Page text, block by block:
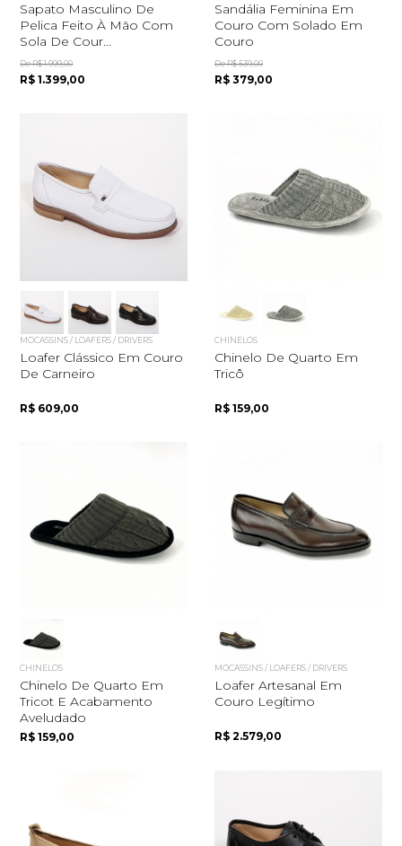
Sapato Masculino De
Pelica Feito À Mão Com
Sola De Cour...
De R$ 1.999,00
R$ 1.399,00
Sandália Feminina Em
Couro Com Solado Em
Couro
De R$ 539,00
R$ 379,00
MOCASSINS / LOAFERS / DRIVERS
Loafer Clássico Em Couro
De Carneiro
R$ 609,00
CHINELOS
Chinelo De Quarto Em
Tricô
R$ 159,00
CHINELOS
Chinelo De Quarto Em
Tricot E Acabamento
Aveludado
R$ 159,00
MOCASSINS / LOAFERS / DRIVERS
Loafer Artesanal Em
Couro Legítimo
R$ 2.579,00